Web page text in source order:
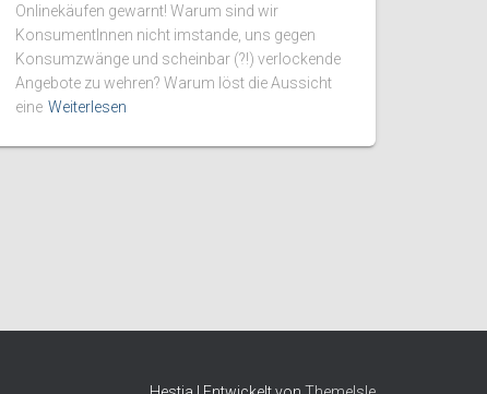
Onlinekäufen gewarnt! Warum sind wir
KonsumentInnen nicht imstande, uns gegen
Konsumzwänge und scheinbar (?!) verlockende
Angebote zu wehren? Warum löst die Aussicht
eine Weiterlesen